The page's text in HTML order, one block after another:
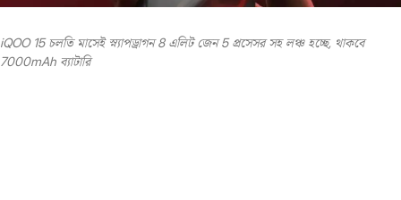
iQOO 15 চলতি মাসেই স্ন্যাপড্রাগন 8 এলিট জেন 5 প্রসেসর সহ লঞ্চ হচ্ছে, থাকবে
7000mAh ব্যাটারি